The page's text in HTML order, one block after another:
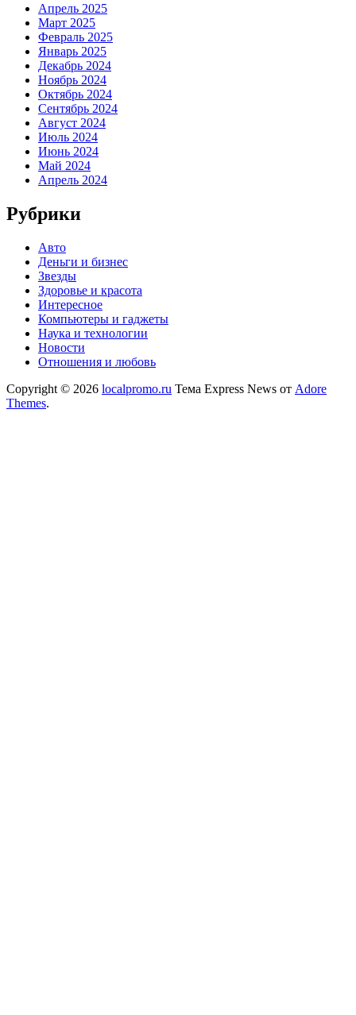
Апрель 2025
Март 2025
Февраль 2025
Январь 2025
Декабрь 2024
Ноябрь 2024
Октябрь 2024
Сентябрь 2024
Август 2024
Июль 2024
Июнь 2024
Май 2024
Апрель 2024
Рубрики
Авто
Деньги и бизнес
Звезды
Здоровье и красота
Интересное
Компьютеры и гаджеты
Наука и технологии
Новости
Отношения и любовь
Copyright © 2026 localpromo.ru Тема Express News от Adore
Themes.